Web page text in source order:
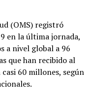
(OMS) registró
en la última jornada,
a nivel global a 96
que han recibido al
60 millones, según